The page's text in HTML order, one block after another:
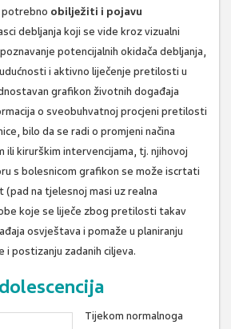
obilježiti i pojavu
debljanja koji se vide kroz vizualni
potencijalnih okidača debljanja,
i aktivno liječenje pretilosti u
grafikon životnih događaja
o sveobuhvatnoj procjeni pretilosti
bilo da se radi o promjeni načina
ili kirurškim intervencijama, tj. njihovoj
s bolesnicom grafikon se može iscrtati
(pad na tjelesnoj masi uz realna
koje se liječe zbog pretilosti takav
osvještava i pomaže u planiranju
postizanju zadanih ciljeva.
Tijekom normalnoga